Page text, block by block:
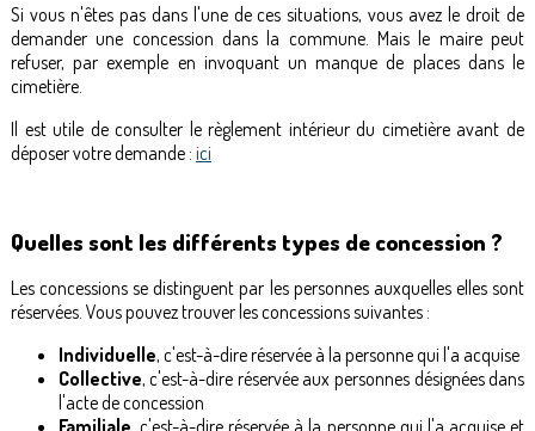
Si vous n'êtes pas dans l'une de ces situations, vous avez le droit de
demander une concession dans la commune. Mais le maire peut
refuser, par exemple en invoquant un manque de places dans le
cimetière.
Il est utile de consulter le règlement intérieur du cimetière avant de
déposer votre demande : ici
Quelles sont les différents types de concession ?
Les concessions se distinguent par les personnes auxquelles elles sont
réservées. Vous pouvez trouver les concessions suivantes :
Individuelle, c'est-à-dire réservée à la personne qui l'a acquise
Collective, c'est-à-dire réservée aux personnes désignées dans
l'acte de concession
Familiale , c'est-à-dire réservée à la personne qui l'a acquise et